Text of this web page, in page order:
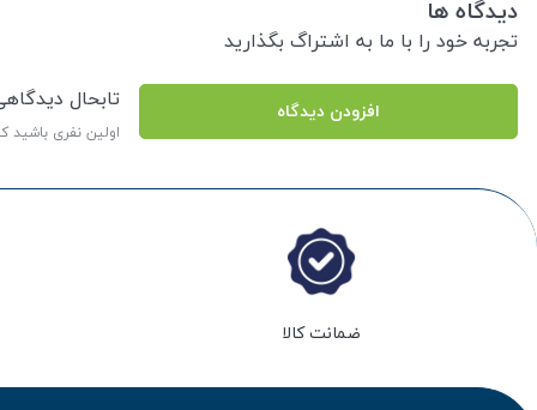
دیدگاه ها
تجربه خود را با ما به اشتراگ بگذارید
افزودن دیدگاه تابحال
اولین نفری
ضمانت کالا